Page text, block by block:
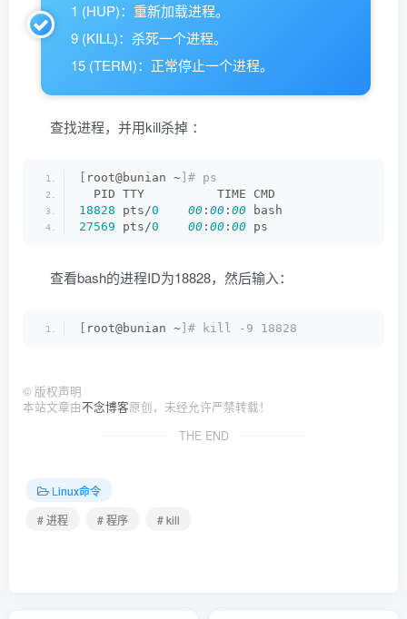
1 (HUP)：重新加载进程。
9 (KILL)：杀死一个进程。
15 (TERM)：正常停止一个进程。
查找进程，并用kill杀掉 ：
root@bunian ~ ]# ps
  PID TTY          TIME CMD
18828 pts/0 00 : 00 : 00 bash
27569 pts/0 00 : 00 : 00 ps
查看bash的进程ID为18828，然后输入：
root@bunian ~ ]# kill -9 18828
© 版权声明
本站文章由不念博客原创，未经允许严禁转载！
THE END
Linux命令
# 进程
# 程序 # kill